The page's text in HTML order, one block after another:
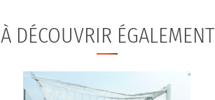
À DÉCOUVRIR ÉGALEMENT